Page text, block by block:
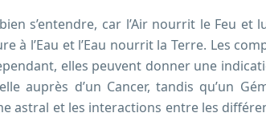
s’entendre, car l’Air nourrit le Feu et
à l’Eau et l’Eau nourrit la Terre. Les
elles peuvent donner une
auprès d’un Cancer, tandis qu’un
astral et les interactions entre les